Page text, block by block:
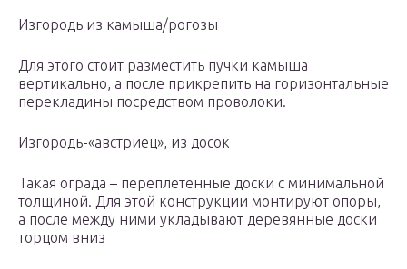
Изгородь из камыша/рогозы
Для этого стоит разместить пучки камыша
вертикально, а после прикрепить на горизонтальные
перекладины посредством проволоки.
Изгородь-«австриец», из досок
Такая ограда – переплетенные доски с минимальной
толщиной. Для этой конструкции монтируют опоры,
а после между ними укладывают деревянные доски
торцом вниз